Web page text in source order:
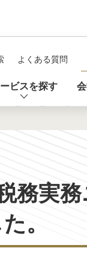
よくある質問
ビスを探す
務実務
。